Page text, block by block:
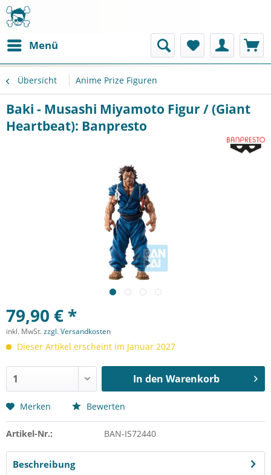
Menü
Übersicht Anime Prize Figuren
Baki - Musashi Miyamoto Figur / (Giant
Heartbeat): Banpresto
79,90 € *
inkl. MwSt.zzgl. Versandkosten
Dieser Artikel erscheint im Januar 2027
In den Warenkorb
Merken Bewerten
Artikel-Nr.: BAN-IS72440
Beschreibung